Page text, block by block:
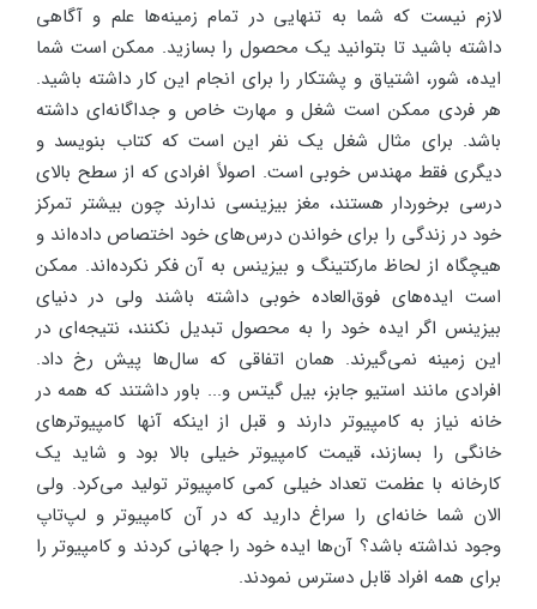
لازم نیست که شما به تنهایی در تمام زمینه‌ها علم و آگاهی
داشته باشید تا بتوانید یک محصول را بسازید. ممکن است شما
ایده، شور، اشتیاق و پشتکار را برای انجام این کار داشته باشید.
هر فردی ممکن است شغل و مهارت خاص و جداگانه‌ای داشته
باشد. برای مثال شغل یک نفر این است که کتاب بنویسد و
دیگری فقط مهندس خوبی است. اصولاً افرادی که از سطح بالای
درسی برخوردار هستند، مغز بیزینسی ندارند چون بیشتر تمرکز
خود در زندگی را برای خواندن درس‌های خود اختصاص داده‌اند و
هیچگاه از لحاظ مارکتینگ و بیزینس به آن فکر نکرده‌اند. ممکن
است ایده‌های فوق‌العاده خوبی داشته باشند ولی در دنیای
بیزینس اگر ایده خود را به محصول تبدیل نکنند، نتیجه‌ای در
این زمینه نمی‌گیرند. همان اتفاقی که سال‌ها پیش رخ داد.
افرادی مانند استیو جابز، بیل گیتس و... باور داشتند که همه در
خانه نیاز به کامپیوتر دارند و قبل از اینکه آنها کامپیوترهای
خانگی را بسازند، قیمت کامپیوتر خیلی بالا بود و شاید یک
کارخانه با عظمت تعداد خیلی کمی کامپیوتر تولید می‌کرد. ولی
الان شما خانه‌ای را سراغ دارید که در آن کامپیوتر و لپ‌تاپ
وجود نداشته باشد؟ آن‌ها ایده خود را جهانی کردند و کامپیوتر را
برای همه افراد قابل دسترس نمودند.